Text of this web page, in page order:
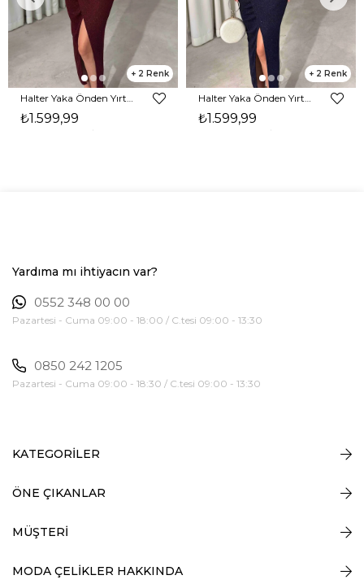
2
₺1.599,99
2
₺1.599,99
Yardıma mı ihtiyacın var?
0552 348 00 00
Pazartesi - Cuma 09:00 - 18:00 / C.tesi 09:00 - 13:30
0850 242 1205
Pazartesi - Cuma 09:00 - 18:30 / C.tesi 09:00 - 13:30
KATEGORİLER
ÖNE ÇIKANLAR
MÜŞTERİ
MODA ÇELİKLER HAKKINDA